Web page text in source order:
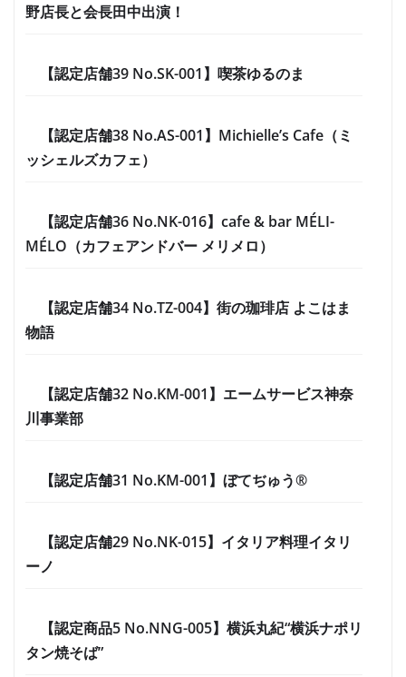
野店長と会長田中出演！
【認定店舗39 No.SK-001】喫茶ゆるのま
【認定店舗38 No.AS-001】Michielle’s Cafe（ミ
ッシェルズカフェ）
【認定店舗36 No.NK-016】cafe & bar MÉLI-
MÉLO（カフェアンドバー メリメロ）
【認定店舗34 No.TZ-004】街の珈琲店 よこはま
物語
【認定店舗32 No.KM-001】エームサービス神奈
川事業部
【認定店舗31 No.KM-001】ぼてぢゅう®
【認定店舗29 No.NK-015】イタリア料理イタリ
ーノ
【認定商品5 No.NNG-005】横浜丸紀“横浜ナポリ
タン焼そば”